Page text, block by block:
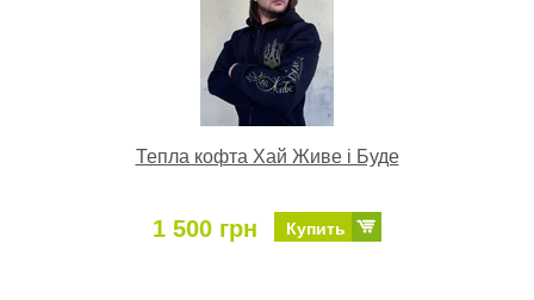
Тепла кофта Хай Живе і Буде
1 500 грн Купить